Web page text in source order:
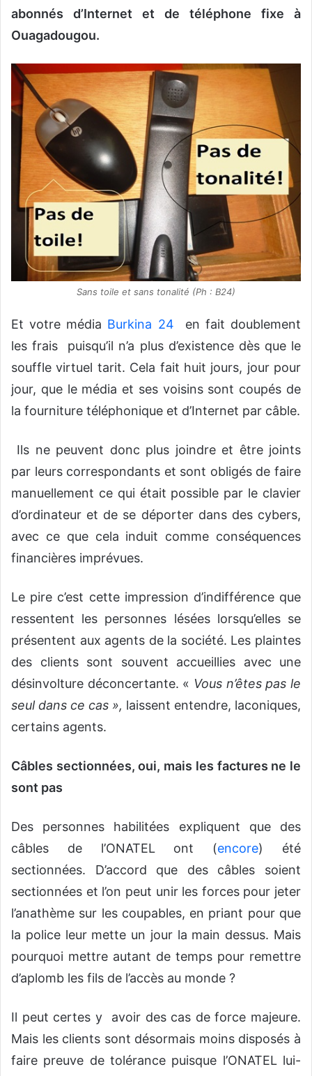
i
e
abonnés d’Internet et de téléphone fixe à
Ouagadougou.
Sans toile et sans tonalité (Ph : B24)
Et votre média Burkina 24 en fait doublement
les frais puisqu’il n’a plus d’existence dès que le
souffle virtuel tarit. Cela fait huit jours, jour pour
jour, que le média et ses voisins sont coupés de
la fourniture téléphonique et d’Internet par câble.
Ils ne peuvent donc plus joindre et être joints
par leurs correspondants et sont obligés de faire
manuellement ce qui était possible par le clavier
d’ordinateur et de se déporter dans des cybers,
avec ce que cela induit comme conséquences
financières imprévues.
Le pire c’est cette impression d’indifférence que
ressentent les personnes lésées lorsqu’elles se
présentent aux agents de la société. Les plaintes
des clients sont souvent accueillies avec une
désinvolture déconcertante. « Vous n’êtes pas le
seul dans ce cas », laissent entendre, laconiques,
certains agents.
Câbles sectionnées, oui, mais les factures ne le
sont pas
Des personnes habilitées expliquent que des
câbles de l’ONATEL ont (encore) été
sectionnées. D’accord que des câbles soient
sectionnées et l’on peut unir les forces pour jeter
l’anathème sur les coupables, en priant pour que
la police leur mette un jour la main dessus. Mais
pourquoi mettre autant de temps pour remettre
d’aplomb les fils de l’accès au monde ?
Il peut certes y avoir des cas de force majeure.
Mais les clients sont désormais moins disposés à
faire preuve de tolérance puisque l’ONATEL lui-